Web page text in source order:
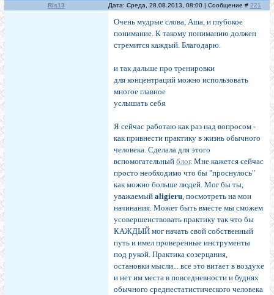
Ris13 Дата: Среда, 28.08.2013, 08:00 | Сообщение # 221
Очень мудрые слова, Аша, и глубокое
понимание. К такому пониманию должен
стремится каждый. Благодарю.
и так дальше про тренировки
для концентраций можно использовать
многое главное
услышать себя
Я сейчас работаю как раз над вопросом -
как привнести практику в жизнь обычного
человека. Сделала для этого
вспомогательный блог. Мне кажется сейчас
просто необходимо что бы "проснулось"
как можно больше людей. Мог бы ты,
уважаемый aligieru, посмотреть на мои
начинания. Может быть вместе мы сможем
усовершенствовать практику так что бы
КАЖДЫЙ мог начать свой собственный
путь и имел проверенные инструменты
под рукой. Практика созерцания,
остановки мысли... все это витает в воздухе
и нет им места в повседневности и буднях
обычного среднестатистического человека